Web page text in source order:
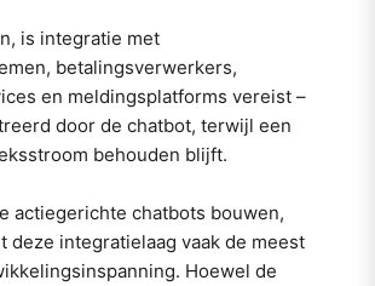
is integratie met
betalingsverwerkers,
en meldingsplatforms vereist –
door de chatbot, terwijl een
behouden blijft.
actiegerichte chatbots bouwen,
deze integratielaag vaak de meest
Hoewel de